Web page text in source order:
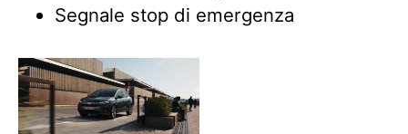
Segnale stop di emergenza